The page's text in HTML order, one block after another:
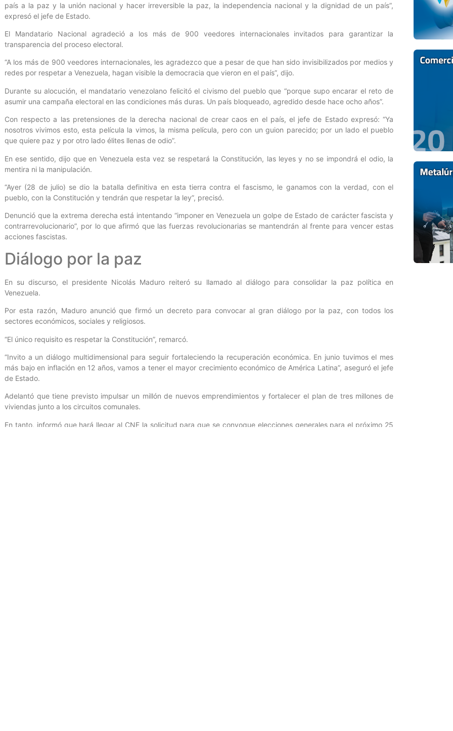
país a la paz y la unión nacional y hacer irreversible la paz, la independencia nacional y la dignidad de un país”,
expresó el jefe de Estado.
El Mandatario Nacional agradeció a los más de 900 veedores internacionales invitados para garantizar la
transparencia del proceso electoral.
“A los más de 900 veedores internacionales, les agradezco que a pesar de que han sido invisibilizados por medios y
redes por respetar a Venezuela, hagan visible la democracia que vieron en el país”, dijo.
Durante su alocución, el mandatario venezolano felicitó el civismo del pueblo que “porque supo encarar el reto de
asumir una campaña electoral en las condiciones más duras. Un país bloqueado, agredido desde hace ocho años”.
Con respecto a las pretensiones de la derecha nacional de crear caos en el país, el jefe de Estado expresó: “Ya
nosotros vivimos esto, esta película la vimos, la misma película, pero con un guion parecido; por un lado el pueblo
que quiere paz y por otro lado élites llenas de odio”.
En ese sentido, dijo que en Venezuela esta vez se respetará la Constitución, las leyes y no se impondrá el odio, la
mentira ni la manipulación.
“Ayer (28 de julio) se dio la batalla definitiva en esta tierra contra el fascismo, le ganamos con la verdad, con el
pueblo, con la Constitución y tendrán que respetar la ley”, precisó.
Denunció que la extrema derecha está intentando “imponer en Venezuela un golpe de Estado de carácter fascista y
contrarrevolucionario”, por lo que afirmó que las fuerzas revolucionarias se mantendrán al frente para vencer estas
acciones fascistas.
Diálogo por la paz
En su discurso, el presidente Nicolás Maduro reiteró su llamado al diálogo para consolidar la paz política en
Venezuela.
Por esta razón, Maduro anunció que firmó un decreto para convocar al gran diálogo por la paz, con todos los
sectores económicos, sociales y religiosos.
“El único requisito es respetar la Constitución”, remarcó.
“Invito a un diálogo multidimensional para seguir fortaleciendo la recuperación económica. En junio tuvimos el mes
más bajo en inflación en 12 años, vamos a tener el mayor crecimiento económico de América Latina”, aseguró el jefe
de Estado.
Adelantó que tiene previsto impulsar un millón de nuevos emprendimientos y fortalecer el plan de tres millones de
viviendas junto a los circuitos comunales.
En tanto, informó que hará llegar al CNE la solicitud para que se convoque elecciones generales para el próximo 25